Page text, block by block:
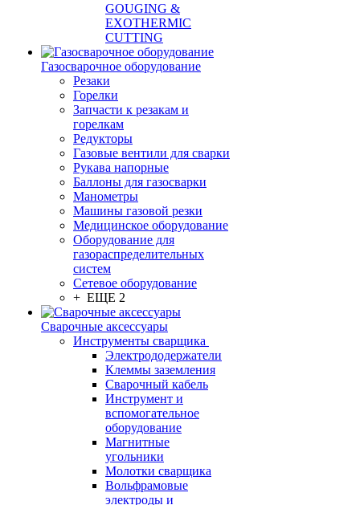
GOUGING &
EXOTHERMIC
CUTTING
Газосварочное оборудование
Резаки
Горелки
Запчасти к резакам и
горелкам
Редукторы
Газовые вентили для сварки
Рукава напорные
Баллоны для газосварки
Манометры
Машины газовой резки
Медицинское оборудование
Оборудование для
газораспределительных
систем
Сетевое оборудование
+ ЕЩЕ 2
Сварочные аксессуары
Инструменты сварщика
Электрододержатели
Клеммы заземления
Сварочный кабель
Инструмент и
вспомогательное
оборудование
Магнитные
угольники
Молотки сварщика
Вольфрамовые
электроды и